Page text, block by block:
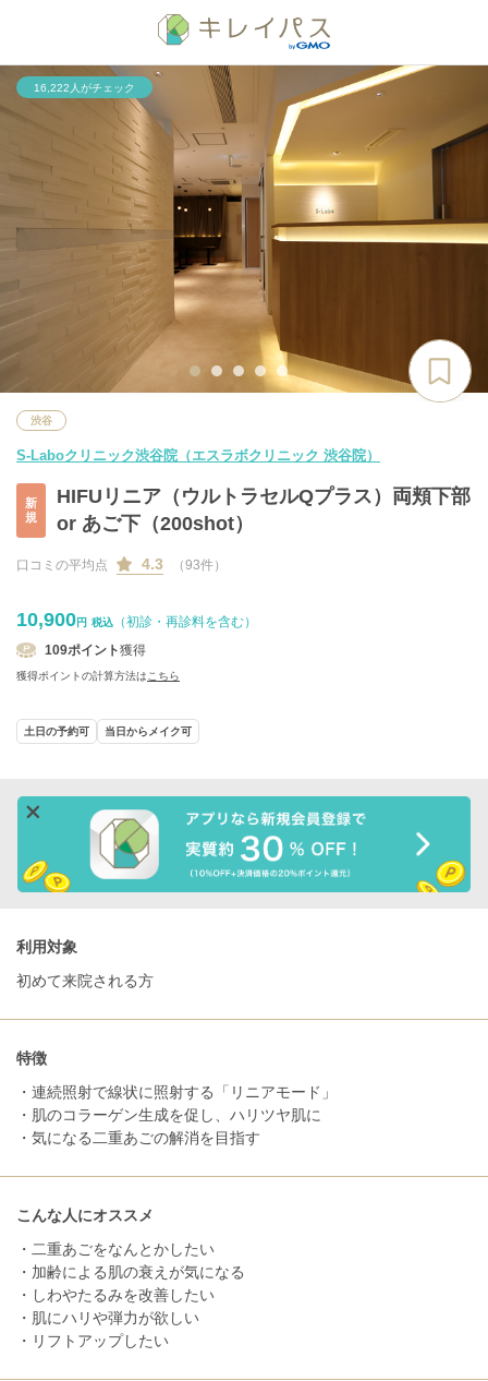
16,222人がチェック
渋谷
S-Laboクリニック渋谷院（エスラボクリニック 渋谷院）
新
規
HIFUリニア（ウルトラセルQプラス）両頬下部
or あご下（200shot）
口コミの平均点 4.3 （93件）
10,900円 税込
（初診・再診料を含む）
109ポイント獲得
獲得ポイントの計算方法はこちら
土日の予約可 当日からメイク可
利用対象
初めて来院される方
特徴
・連続照射で線状に照射する「リニアモード」
・肌のコラーゲン生成を促し、ハリツヤ肌に
・気になる二重あごの解消を目指す
こんな人にオススメ
・二重あごをなんとかしたい
・加齢による肌の衰えが気になる
・しわやたるみを改善したい
・肌にハリや弾力が欲しい
・リフトアップしたい